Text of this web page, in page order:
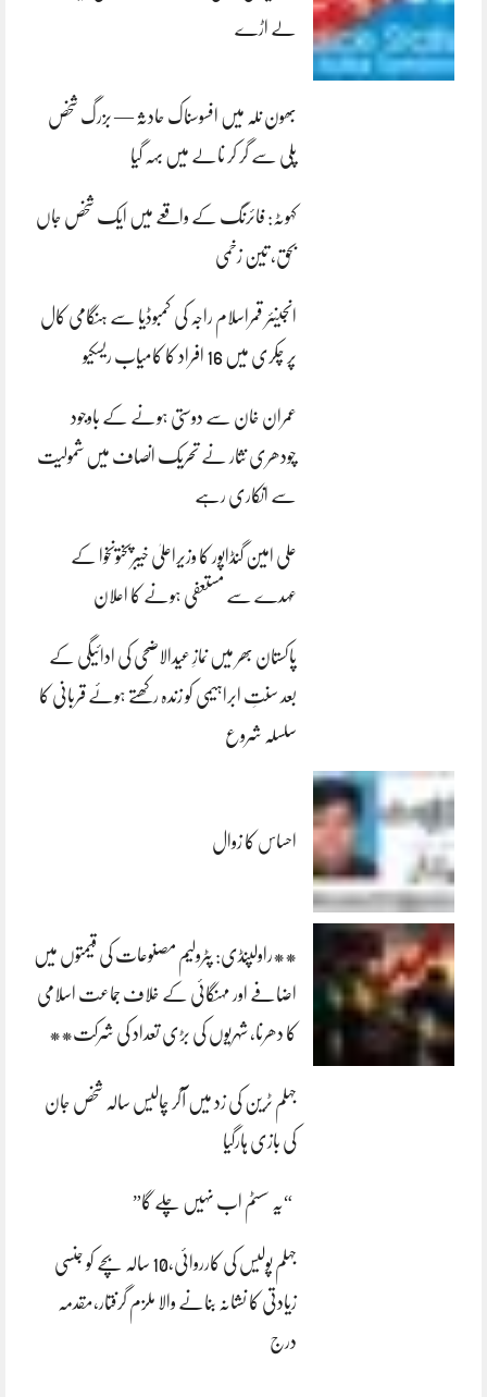
لے اڑے
بھون نلہ میں افسوسناک حادثہ — بزرگ شخص
پلی سے گر کر نالے میں بہہ گیا
کہوٹہ: فائرنگ کے واقعے میں ایک شخص جاں
بحق، تین زخمی
انجینئر قمراسلام راجہ کی کمبوڈیا سے ہنگامی کال
پر چکری میں 16 افراد کا کامیاب ریسکیو
عمران خان سے دوستی ہونے کے باوجود
چودھری نثار نے تحریک انصاف میں شمولیت
سے انکاری رہے
علی امین گنڈاپور کا وزیراعلیٰ خیبرپختونخوا کے
عہدے سے مستعفی ہونے کا اعلان
پاکستان بھر میں نمازِ عیدالاضحی کی ادائیگی کے
بعد سنتِ ابراہیمی کو زندہ رکھتے ہوئے قربانی کا
سلسلہ شروع
احساس کا زوال
**راولپنڈی: پٹرولیم مصنوعات کی قیمتوں میں
اضافے اور مہنگائی کے خلاف جماعت اسلامی
کا دھرنا، شہریوں کی بڑی تعداد کی شرکت**
جہلم ٹرین کی زد میں آکر چالیس سالہ شخص جان
کی بازی ہارگیا
“یہ سسٹم اب نہیں چلے گا”
جہلم پولیس کی کارروائی،10 سالہ بچے کو جنسی
زیادتی کا نشانہ بنانے والا ملزم گرفتار،مقدمہ
درج